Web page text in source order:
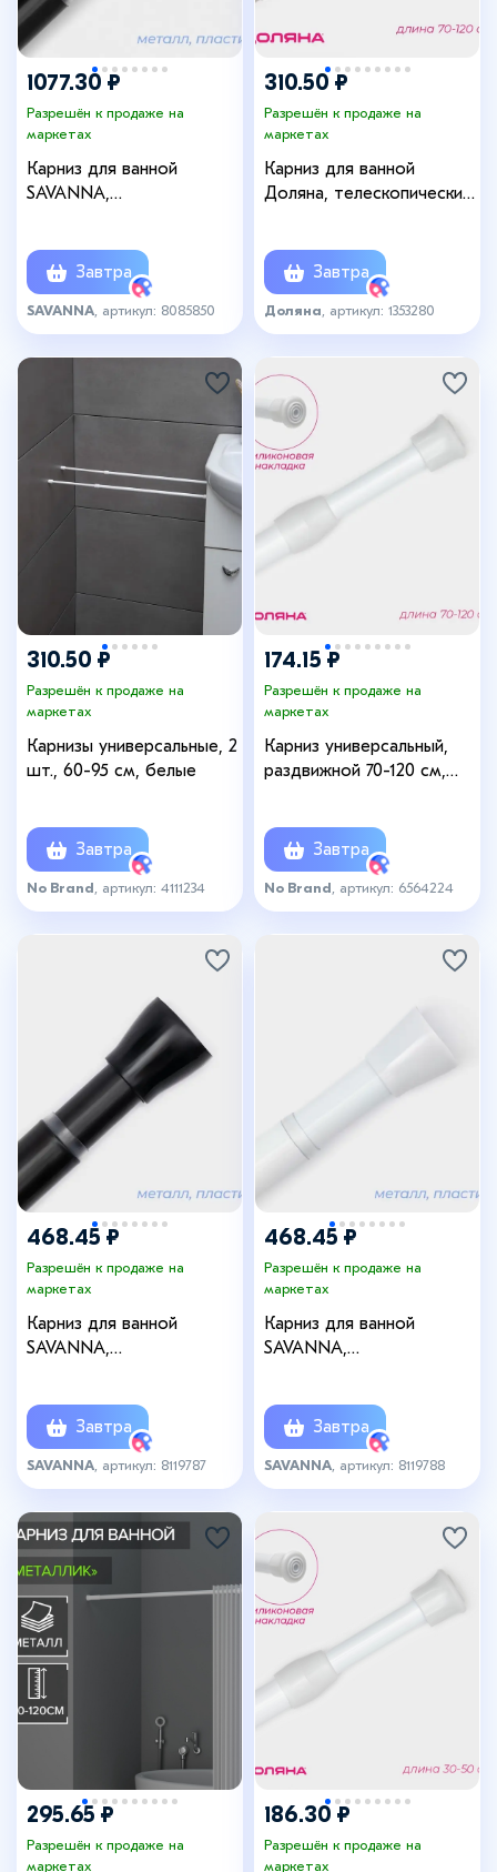
1077.30 ₽
Разрешён к продаже на
маркетах
Карниз для ванной
SAVANNA,
чёрныйЗавтра
SAVANNA , артикул: 8085850
310.50 ₽
Разрешён к продаже на
маркетах
Карниз для ванной
Доляна, телескопический,
Завтра
Доляна , артикул: 1353280
310.50 ₽
Разрешён к продаже на
маркетах
Карнизы универсальные, 2
шт., 60-95 см, белые
Завтра
No Brand , артикул: 4111234
174.15 ₽
Разрешён к продаже на
маркетах
Карниз универсальный,
раздвижной 70-120 см,
Завтра
No Brand , артикул: 6564224
468.45 ₽
Разрешён к продаже на
маркетах
Карниз для ванной
SAVANNA,
Завтра
SAVANNA , артикул: 8119787
468.45 ₽
Разрешён к продаже на
маркетах
Карниз для ванной
SAVANNA,
Завтра
SAVANNA , артикул: 8119788
295.65 ₽
Разрешён к продаже на
маркетах
186.30 ₽
Разрешён к продаже на
маркетах